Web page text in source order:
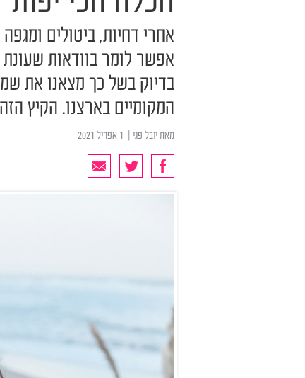
אחרי דחיות, ביטולים
בדיוק בשל כך מצאנו את
המקומיים בארצנו. הקיץ
מאתיובל פגי